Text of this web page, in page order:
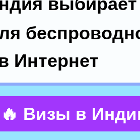
Интернет
🔥 Визы в